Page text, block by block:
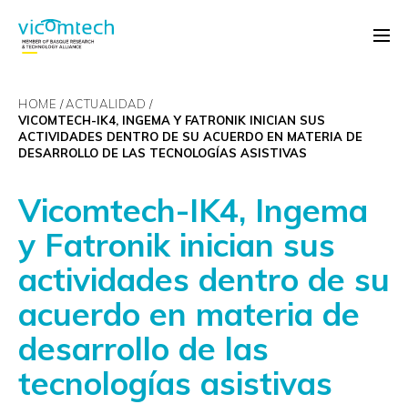
HOME
ACTUALIDAD
VICOMTECH-IK4, INGEMA Y FATRONIK INICIAN SUS
ACTIVIDADES DENTRO DE SU ACUERDO EN MATERIA DE
DESARROLLO DE LAS TECNOLOGÍAS ASISTIVAS
Vicomtech-IK4, Ingema
y Fatronik inician sus
actividades dentro de su
acuerdo en materia de
desarrollo de las
tecnologías asistivas